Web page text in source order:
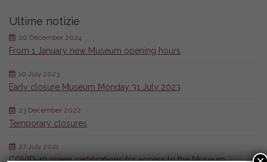
Ultime notizie
From 1 January new Museum opening hours
20 December 2024
Early closure Museum Monday 31 July 2023
10 July 2023
Temporary closures
23 December 2022
COVID-19 green certifications for access to the Museum
27 July 2021